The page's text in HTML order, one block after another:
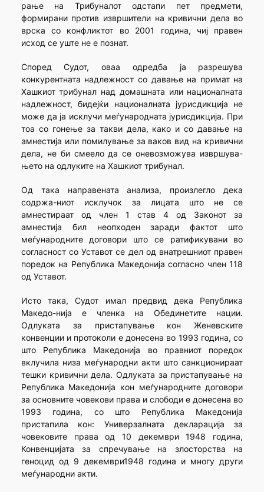
рање на Трибуналот одстапи пет предмети,
формирани против извр­шители на кривични дела во
врска со конфликтот во 2001 година, чиј правен
исход се уште не е познат.
Според Судот, оваа одредба ја разрешува
конкурентната надлежност со давање на примат на
Хашкиот трибунал над домаш­ната или националната
надлежност, бидејќи националната јурисдик­ција не
може да ја исклучи меѓународната јурисдикција. При
тоа со гонење за такви дела, како и со давање на
амнестија или помилување за ваков вид на кривични
дела, не би смеело да се оневозможува извршува-
њето на одлуките на Хашкиот трибунал.
Од така направената анализа, произлегло дека
содржа-ниот исклучок за лицата што не се
амнестираат од член 1 став 4 од Законот за
амнестија бил неопходен заради фактот што
меѓународ­ните договори што се ратификувани во
согласност со Уставот се дел од внатрешниот правен
поредок на Република Македонија согласно член 118
од Уставот.
Исто така, Судот имал предвид дека Република
Македо-нија е членка на Обединетите нации.
Одлуката за пристапување кон Женевските
конвенции и протоколи е донесена во 1993 година, со
што Република Македонија во правниот поредок
вклучила низа меѓу­народни акти што санкционираат
тешки кривични дела. Одлуката за пристапување на
Република Македонија кон меѓународните договори
за основните човекови права и слободи е донесена во
1993 година, со што Република Македонија
пристапила кон: Универзалната деклара­ција за
човековите права од 10 декември 1948 година,
Конвенцијата за спречување на злосторства на
геноцид од 9 декември1948 година и многу други
меѓународни акти.